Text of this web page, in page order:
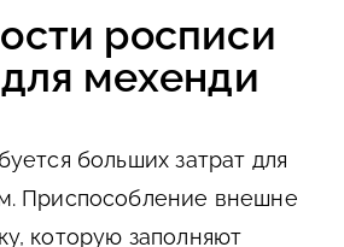
росписи
мехенди
больших затрат для
Приспособление внешне
которую заполняют